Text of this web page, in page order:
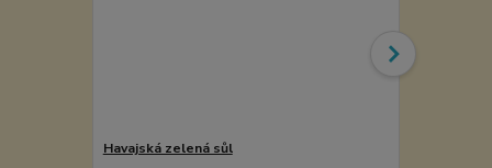
Havajská zelená sůl